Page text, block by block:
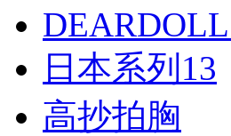
DEARDOLL
日本系列 13
高抄拍胸